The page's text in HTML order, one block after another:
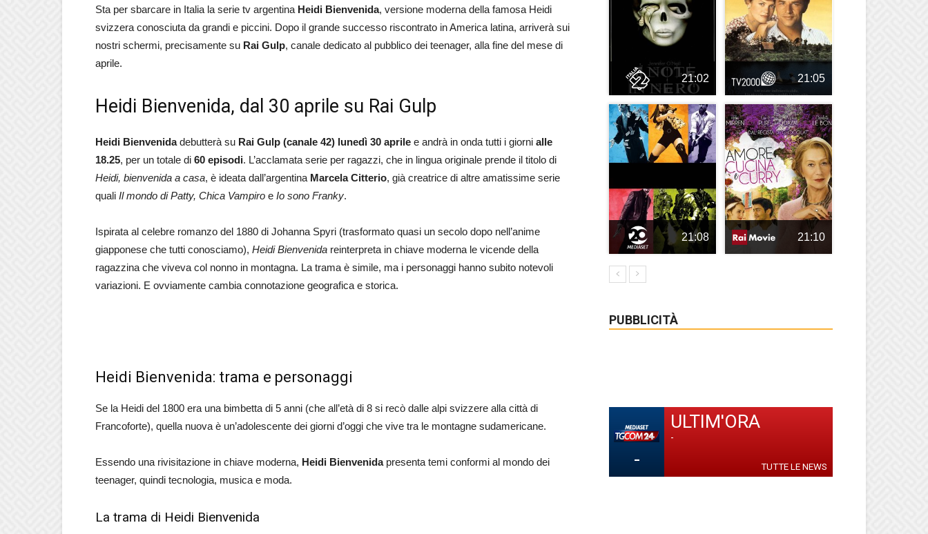
Sta per sbarcare in Italia la serie tv argentina Heidi Bienvenida, versione moderna della famosa Heidi
svizzera conosciuta da grandi e piccini. Dopo il grande successo riscontrato in America latina, arriverà sui
nostri schermi, precisamente su Rai Gulp, canale dedicato al pubblico dei teenager, alla fine del mese di
aprile.
Heidi Bienvenida, dal 30 aprile su Rai Gulp
Heidi Bienvenidadebutterà su Rai Gulp (canale 42) lunedì 30 aprile e andrà in onda tutti i giorni alle
18.25, per un totale di 60 episodi. L’acclamata serie per ragazzi, che in lingua originale prende il titolo di
Heidi, bienvenida a casa, è ideata dall’argentina Marcela Citterio, già creatrice di altre amatissime serie
quali Il mondo di Patty, Chica Vampiro e Io sono Franky.
Ispirata al celebre romanzo del 1880 di Johanna Spyri (trasformato quasi un secolo dopo nell’anime
giapponese che tutti conosciamo), Heidi Bienvenida reinterpreta in chiave moderna le vicende della
ragazzina che viveva col nonno in montagna. La trama è simile, ma i personaggi hanno subito notevoli
variazioni. E ovviamente cambia connotazione geografica e storica.
Heidi Bienvenida: trama e personaggi
Se la Heidi del 1800 era una bimbetta di 5 anni (che all’età di 8 si recò dalle alpi svizzere alla città di
Francoforte), quella nuova è un’adolescente dei giorni d’oggi che vive tra le montagne sudamericane.
Essendo una rivisitazione in chiave moderna, Heidi Bienvenidapresenta temi conformi al mondo dei
teenager, quindi tecnologia, musica e moda.
La trama di Heidi Bienvenida
21:02 21:05
21:08 21:10
PUBBLICITÀ
-
ULTIM'ORA
-
TUTTE LE NEWS